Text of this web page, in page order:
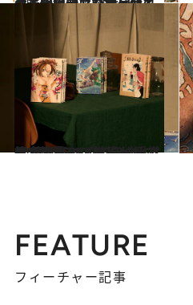
2022.9.17
第1回「CREA夜ふかしマンガ大賞」 2022年のベスト10発表！〈前篇〉 受賞作5位から10位を一挙に紹介
カルチャー
FEATURE
フィーチャー記事